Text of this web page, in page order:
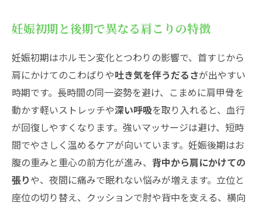
妊婦の肩こりで自宅ケアはどこまでOK？安
妊婦の肩こりで病院を受診する科と受診の
きっかけをチェック
妊娠初期と後期で異なる肩こりの特徴
妊娠初期はホルモン変化とつわりの影響で、首すじから
肩にかけてのこわばりや吐き気を伴うだるさが出やすい
時期です。長時間の同一姿勢を避け、こまめに肩甲骨を
動かす軽いストレッチや深い呼吸を取り入れると、血行
が回復しやすくなります。強いマッサージは避け、短時
間でやさしく温めるケアが向いています。妊娠後期はお
腹の重みと重心の前方化が進み、 背中から肩にかけての
張りや、夜間に痛みで眠れない悩みが増えます。立位と
座位の切り替え、クッションで肘や背中を支える、横向